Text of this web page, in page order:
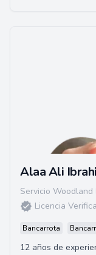
Alaa Ali
Servicio Woodland
Licencia
Bancarrota
12 años de